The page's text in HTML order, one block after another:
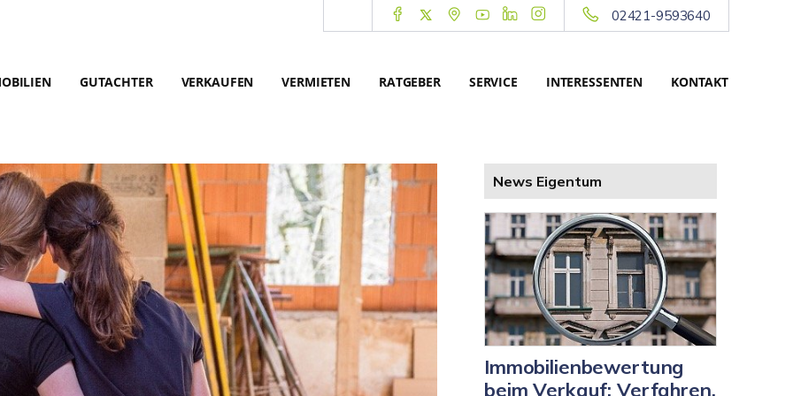
02421-9593640
GUTACHTER VERKAUFEN VERMIETEN RATGEBER SERVICE INTERESSENTEN KONTAKT
News Eigentum
Immobilienbewertung
beim Verkauf: Verfahren,